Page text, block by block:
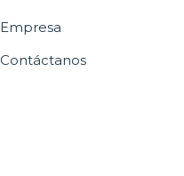
Empresa
Contáctanos